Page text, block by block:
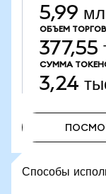
5,99
ОБЪЕМ
377,55
СУММА
3,24
Способы